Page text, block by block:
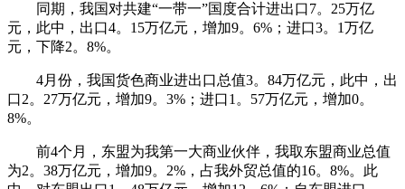
同期，我国对共建“一带一”国度合计进出口7。25万亿
元，此中，出口4。15万亿元，增加9。6%；进口3。1万亿
元，下降2。8%。
4月份，我国货色商业进出口总值3。84万亿元，此中，出
口2。27万亿元，增加9。3%；进口1。57万亿元，增加0。
8%。
前4个月，东盟为我第一大商业伙伴，我取东盟商业总值
为2。38万亿元，增加9。2%，占我外贸总值的16。8%。此